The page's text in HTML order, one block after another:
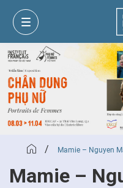
/ Mamie – Nguyen
Mamie –